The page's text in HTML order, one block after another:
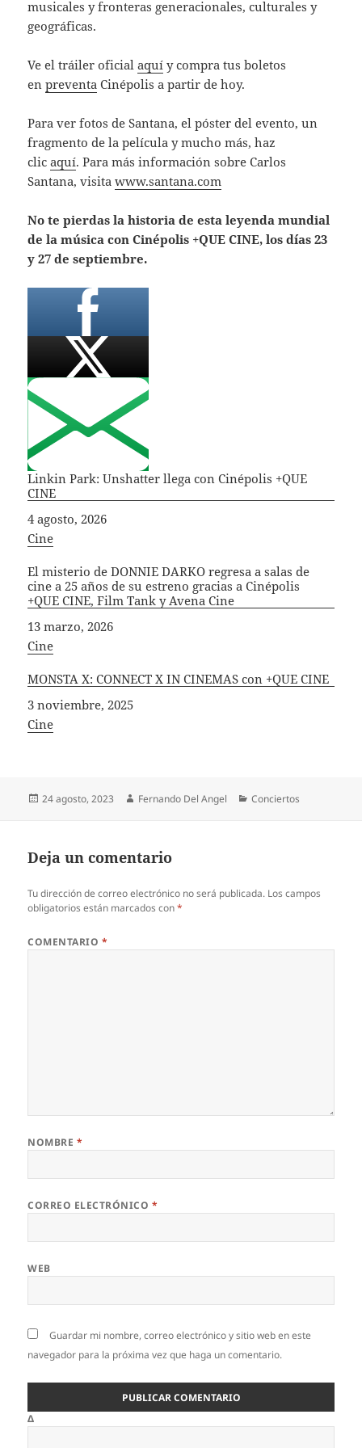
musicales y fronteras generacionales, culturales y
geográficas.
Ve el tráiler oficialaquí y compra tus boletos
enpreventa Cinépolis a partir de hoy.
Para ver fotos de Santana, el póster del evento, un
fragmento de la película y mucho más, haz
clicaquí. Para más información sobre Carlos
Santana, visitawww.santana.com
No te pierdas la historia de esta leyenda mundial
de la música con Cinépolis +QUE CINE, los días 23
y 27 de septiembre.
Linkin Park: Unshatter llega con Cinépolis +QUE
CINE
Fecha
4 agosto, 2026
In relation to
Cine
El misterio de DONNIE DARKO regresa a salas de
cine a 25 años de su estreno gracias a Cinépolis
+QUE CINE, Film Tank y Avena Cine
Fecha
13 marzo, 2026
In relation to
Cine
MONSTA X: CONNECT X IN CINEMAS con +QUE CINE
Fecha
3 noviembre, 2025
In relation to
Cine
Publicado
24 agosto, 2023 Autor
Fernando Del Angel Categorías
Conciertos
Deja un comentario
Tu dirección de correo electrónico no será publicada. Los campos
obligatorios están marcados con*
COMENTARIO *
NOMBRE *
CORREO ELECTRÓNICO *
WEB
Guardar mi nombre, correo electrónico y sitio web en este
navegador para la próxima vez que haga un comentario.
Δ